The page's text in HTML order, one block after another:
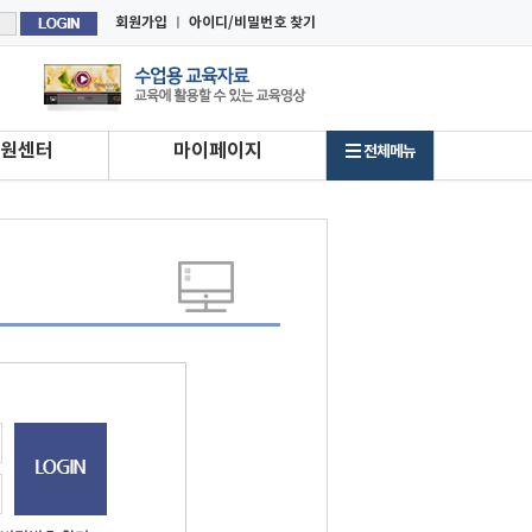
회원가입 아이디/비밀번호 찾기
센터 마이페이지 전체메뉴